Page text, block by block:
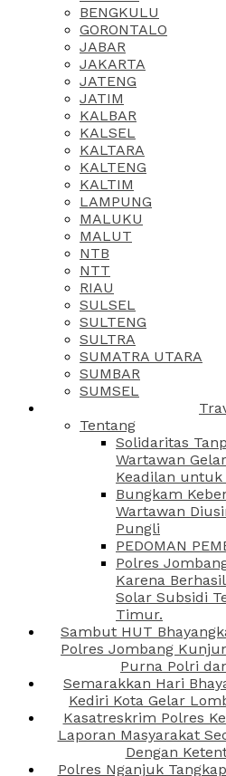
BENGKULU
GORONTALO
JABAR
JAKARTA
JATENG
JATIM
KALBAR
KALSEL
KALTARA
KALTENG
KALTIM
LAMPUNG
MALUKU
MALUT
NTB
NTT
RIAU
SULSEL
SULTENG
SULTRA
SUMATRA UTARA
SUMBAR
SUMSEL
Tentang
Solidaritas
Wartawan
Keadilan untuk
Bungkam
Wartawan
Pungli
PEDOMAN
Polres
Karena
Solar Subsidi
Timur.
Sambut HUT
Polres Jombang
Purna Polri
Semarakkan Hari
Kediri Kota Gelar
Kasatreskrim Polres
Laporan Masyarakat
Dengan
Polres Nganjuk